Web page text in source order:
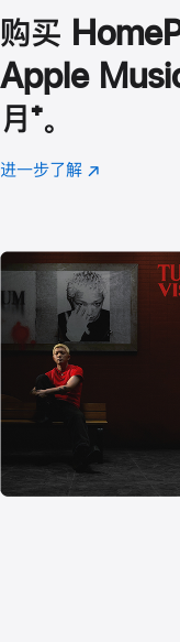
购买
Apple
月 脚
注
⁺。
进一步了解 Apple
(在
口
中
打
开)